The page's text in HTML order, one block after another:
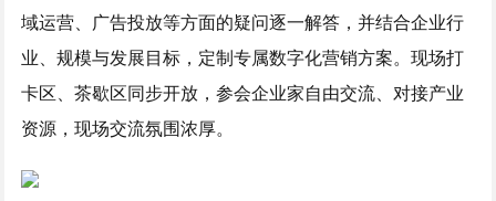
域运营、广告投放等方面的疑问逐一解答，并结合企业行
业、规模与发展目标，定制专属数字化营销方案。现场打
卡区、茶歇区同步开放，参会企业家自由交流、对接产业
资源，现场交流氛围浓厚。